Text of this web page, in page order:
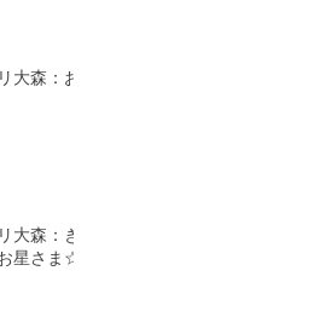
大森：お
大森：き
星さま☆